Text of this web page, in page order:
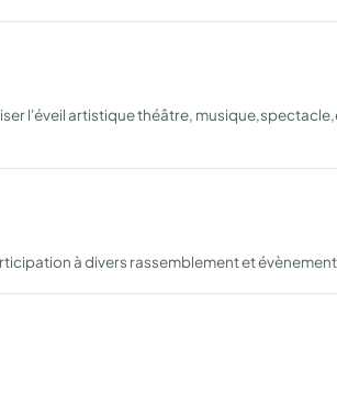
l'éveil artistique théâtre,
à divers rassemblement et